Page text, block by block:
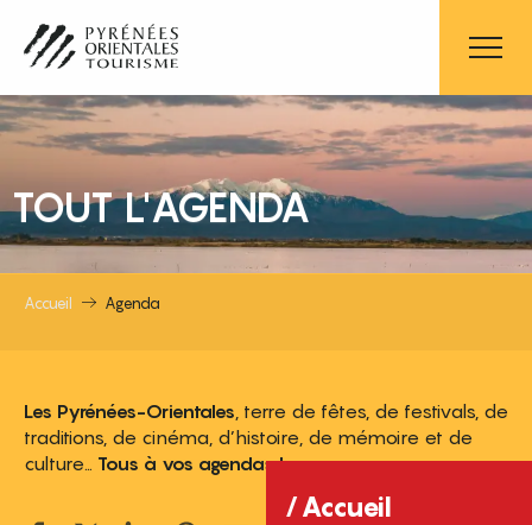
contenu
principal
Accueil
TOUT L'AGENDA
Accueil Agenda
Les Pyrénées-Orientales , terre de fêtes, de festivals, de
traditions, de cinéma, d’histoire, de mémoire et de
culture… Tous à vos agendas !